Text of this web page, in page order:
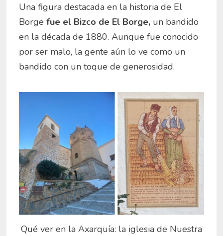
Una figura destacada en la historia de El
Borge fue el Bizco de El Borge,un bandido
en la década de 1880. Aunque fue conocido
por ser malo, la gente aún lo ve como un
bandido con un toque de generosidad.
Qué ver en la Axarquía: la iglesia de Nuestra